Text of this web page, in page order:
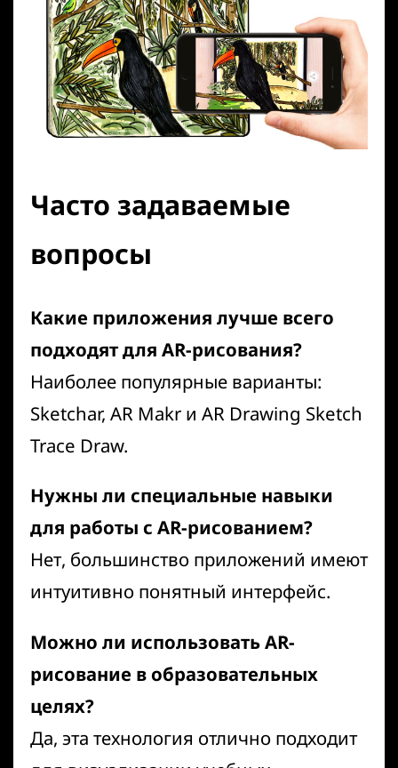
Часто задаваемые
вопросы
Какие приложения лучше всего
подходят для AR-рисования?
Наиболее популярные варианты:
Sketchar, AR Makr и AR Drawing Sketch
Trace Draw.
Нужны ли специальные навыки
для работы с AR-рисованием?
Нет, большинство приложений имеют
интуитивно понятный интерфейс.
Можно ли использовать AR-
рисование в образовательных
целях?
Да, эта технология отлично подходит